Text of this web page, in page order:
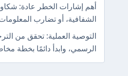
أهم إشارات الخطر عادة:
الشفافية، أو تضارب المعلومات
التوصية العملية: تحقق من
الرسمي، وابدأ دائمًا بخطة